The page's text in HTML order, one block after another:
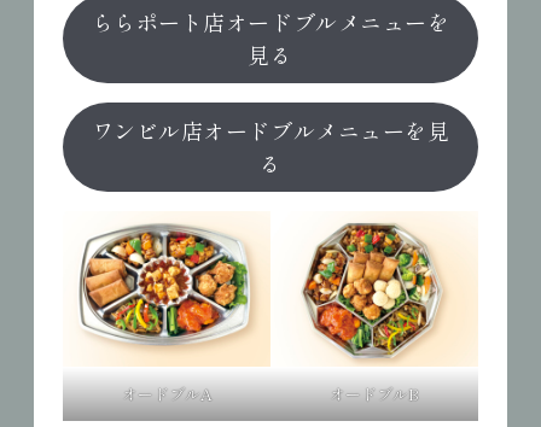
ららポート店オードブルメニューを
見る
ワンビル店オードブルメニューを見
る
オードブルA オードブルB